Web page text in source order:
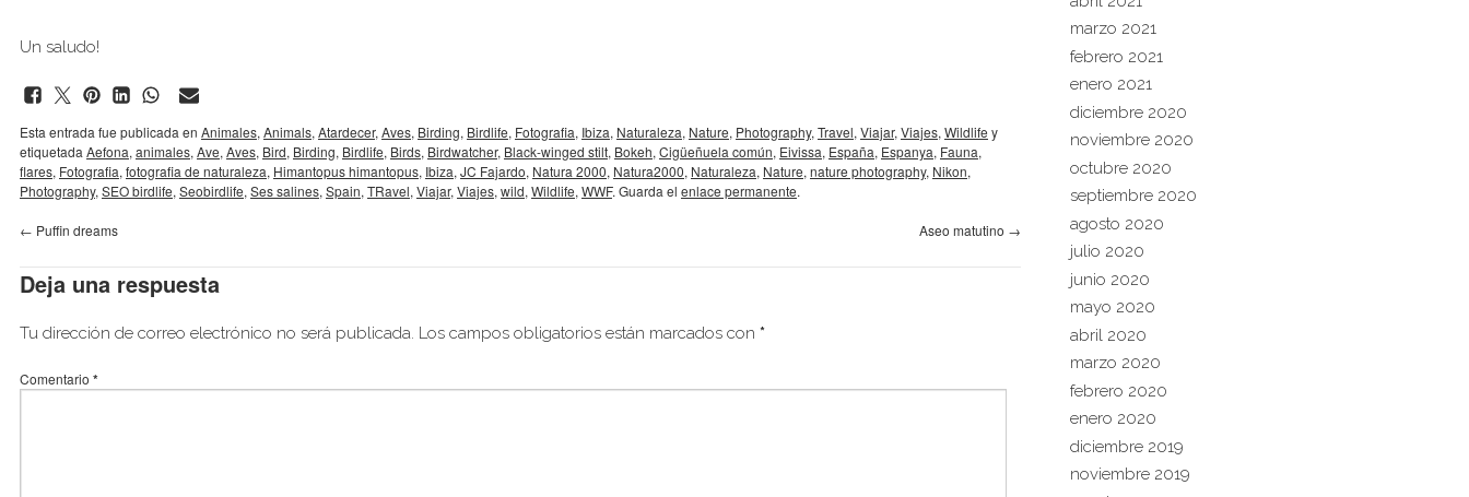
Un saludo!
Esta entrada fue publicada en Animales, Animals, Atardecer, Aves, Birding, Birdlife, Fotografia, Ibiza, Naturaleza, Nature, Photography, Travel, Viajar, Viajes, Wildlife y
etiquetada Aefona, animales, Ave, Aves, Bird, Birding, Birdlife, Birds, Birdwatcher, Black-winged stilt, Bokeh, Cigüeñuela común, Eivissa, España, Espanya, Fauna,
flares, Fotografia, fotografia de naturaleza, Himantopus himantopus, Ibiza, JC Fajardo, Natura 2000, Natura2000, Naturaleza, Nature, nature photography, Nikon,
Photography, SEO birdlife, Seobirdlife, Ses salines, Spain, TRavel, Viajar, Viajes, wild, Wildlife, WWF. Guarda el enlace permanente.
← Puffin dreams Aseo matutino →
Deja una respuesta
Tu dirección de correo electrónico no será publicada. Los campos obligatorios están marcados con *
Comentario *
marzo 2021
febrero 2021
enero 2021
diciembre 2020
noviembre 2020
octubre 2020
septiembre 2020
agosto 2020
julio 2020
junio 2020
mayo 2020
abril 2020
marzo 2020
febrero 2020
enero 2020
diciembre 2019
noviembre 2019